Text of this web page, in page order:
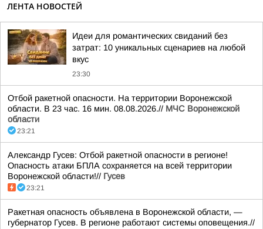
ЛЕНТА НОВОСТЕЙ
Идеи для романтических свиданий без
затрат: 10 уникальных сценариев на любой
вкус
23:30
Отбой ракетной опасности. На территории Воронежской
области. В 23 час. 16 мин. 08.08.2026.// МЧС Воронежской
области
23:21
Александр Гусев: Отбой ракетной опасности в регионе!
Опасность атаки БПЛА сохраняется на всей территории
Воронежской области!// Гусев
23:21
Ракетная опасность объявлена в Воронежской области, —
губернатор Гусев. В регионе работают системы оповещения.//